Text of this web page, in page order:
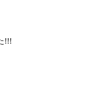
!!!